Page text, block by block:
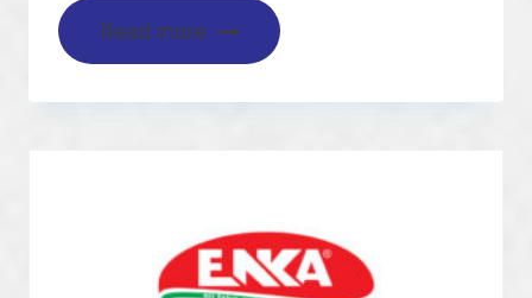
Read more